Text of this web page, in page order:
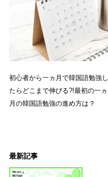
初心者から一ヵ月で韓国語勉強し
たらどこまで伸びる?!最初の一ヵ
月の韓国語勉強の進め方は？
最新記事